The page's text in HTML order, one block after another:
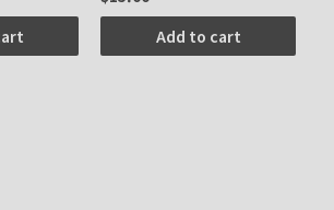
Add to cart